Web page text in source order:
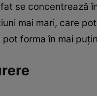
se concentrează
mai mari, care
forma în mai